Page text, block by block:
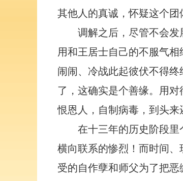
其他人的真诚，怀疑这个团
调解之后，尽管不会
用和王居士自己的不服气
闹闹、冷战此起彼伏不得
了，这确实是个善缘。用
恨恩人，自制病毒，到头来
在十三年的历史阶段
横向联系的惨烈！而时间
受的自作孽和师父为了把恶